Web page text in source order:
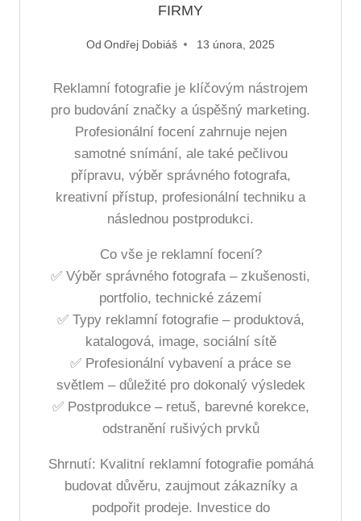
FIRMY
Od Ondřej Dobiáš 13 února, 2025
Reklamní fotografie je klíčovým nástrojem
pro budování značky a úspěšný marketing.
Profesionální focení zahrnuje nejen
samotné snímání, ale také pečlivou
přípravu, výběr správného fotografa,
kreativní přístup, profesionální techniku a
následnou postprodukci.
Co vše je reklamní focení?
✅ Výběr správného fotografa – zkušenosti,
portfolio, technické zázemí
✅ Typy reklamní fotografie – produktová,
katalogová, image, sociální sítě
✅ Profesionální vybavení a práce se
světlem – důležité pro dokonalý výsledek
✅ Postprodukce – retuš, barevné korekce,
odstranění rušivých prvků
Shrnutí: Kvalitní reklamní fotografie pomáhá
budovat důvěru, zaujmout zákazníky a
podpořit prodeje. Investice do